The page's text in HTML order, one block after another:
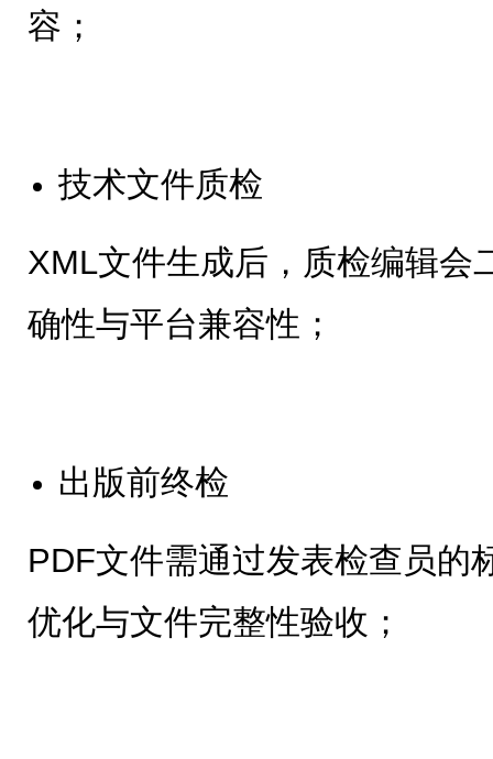
容；
技术文件质检
XML文件生成后，质检编辑会
确性与平台兼容性；
出版前终检
PDF文件需通过发表检查员的
优化与文件完整性验收；